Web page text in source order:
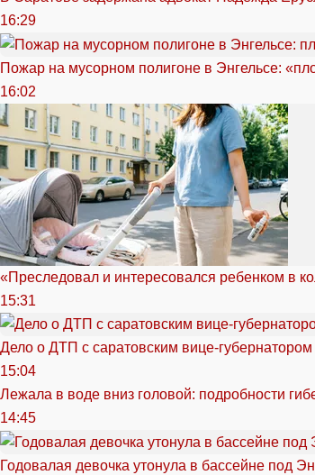
16:29
Пожар на мусорном полигоне в Энгельсе:
16:02
«Преследовал и интересовался ребенком в
15:31
Дело о ДТП с саратовским вице-
15:04
Лежала в воде вниз головой: подробности
14:45
Годовалая девочка утонула в бассейне под